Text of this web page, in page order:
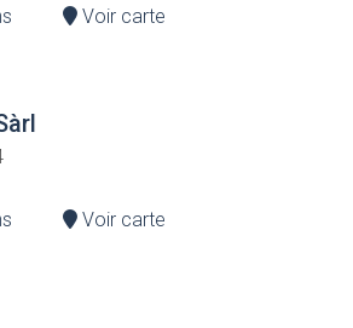
Voir carte
Voir carte